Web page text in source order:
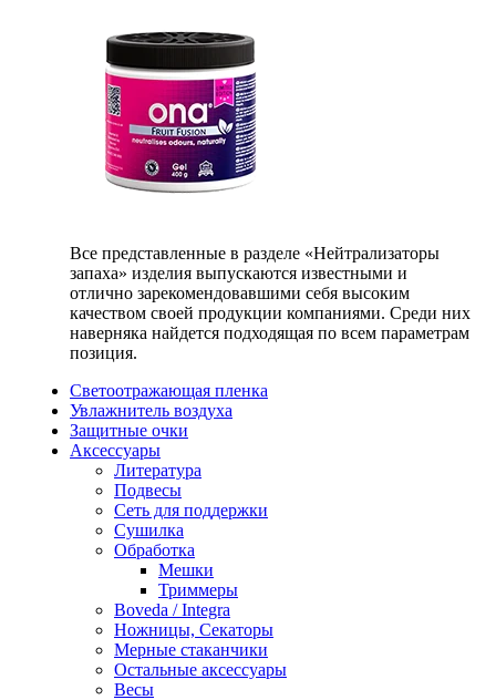
Все представленные в разделе «Нейтрализаторы
запаха» изделия выпускаются известными и
отлично зарекомендовавшими себя высоким
качеством своей продукции компаниями. Среди них
наверняка найдется подходящая по всем параметрам
позиция.
Светоотражающая пленка
Увлажнитель воздуха
Защитные очки
Аксессуары
Литература
Подвесы
Сеть для поддержки
Сушилка
Обработка
Мешки
Триммеры
Boveda / Integra
Ножницы, Секаторы
Мерные стаканчики
Остальные аксессуары
Весы